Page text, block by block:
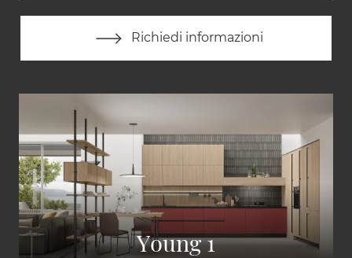
Young 1
Richiedi informazioni